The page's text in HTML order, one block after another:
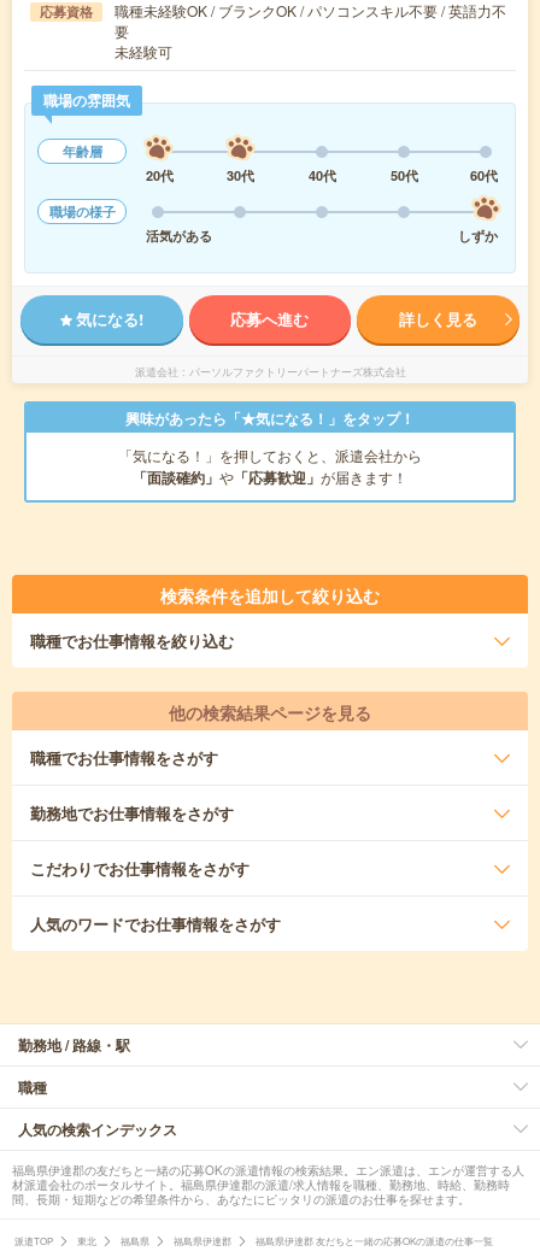
応募資格
職種未経験OK / ブランクOK / パソコンスキル不要 / 英語力不
要
未経験可
職場の雰囲気
年齢層
20代
30代 40代 50代
60代
職場の様子
活気がある
しずか
気になる! 応募へ進む 詳しく見る
派遣会社 パーソルファクトリーパートナーズ株式会社
興味があったら「★気になる！」をタップ！
「気になる！」を押しておくと、派遣会社から
「面談確約」 や 「応募歓迎」 が届きます！
検索条件を追加して絞り込む
職種でお仕事情報を絞り込む
他の検索結果ページを見る
職種でお仕事情報をさがす
勤務地でお仕事情報をさがす
こだわりでお仕事情報をさがす
人気のワードでお仕事情報をさがす
勤務地 / 路線・駅
職種
人気の検索インデックス
福島県伊達郡の友だちと一緒の応募OKの派遣情報の検索結果。エン派遣は、エンが運営する人
材派遣会社のポータルサイト。福島県伊達郡の派遣/求人情報を職種、勤務地、時給、勤務時
間、長期・短期などの希望条件から、あなたにピッタリの派遣のお仕事を探せます。
派遣TOP 東北 福島県 福島県伊達郡 福島県伊達郡 友だちと一緒の応募OKの派遣の仕事一覧